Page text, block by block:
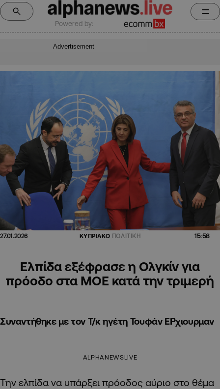
Powered by:
Advertisement
27.01.2026 ΚΥΠΡΙΑΚΟ ΠΟΛΙΤΙΚΗ 15:58
Ελπίδα εξέφρασε η Ολγκίν για
πρόοδο στα ΜΟΕ κατά την τριμερή
Συναντήθηκε με τον Τ/κ ηγέτη Τουφάν ΕΡχιουρμαν
ALPHANEWSLIVE
Την ελπίδα να υπάρξει πρόοδος αύριο στο θέμα